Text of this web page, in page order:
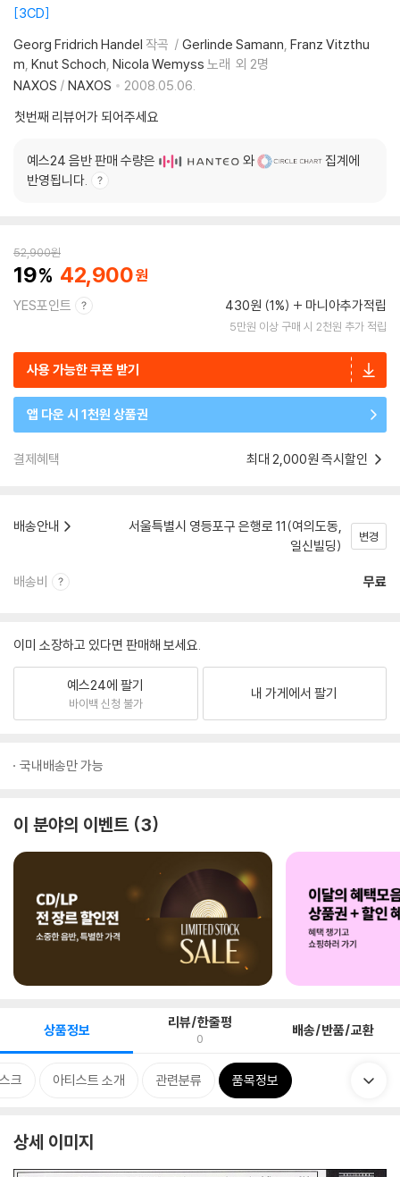
3CD
Georg Fridrich Handel 작곡 Gerlinde Samann Franz Vitzthu
m Knut Schoch Nicola Wemyss 노래 외 2명
NAXOS / NAXOS
2008.05.06.
첫번째 리뷰어가 되어주세요
예스24 음반 판매 수량은 와
집계에
반영됩니다.
52,900원
19 42,900
YES포인트 430원 (1%) 마니아추가적립
5만원 이상 구매 시 2천원 추가 적립
사용 가능한 쿠폰 받기
앱 다운 시 1천원 상품권
결제혜택 최대 2,000원 즉시할인
배송안내
서울특별시 영등포구 은행로 11(여의도동,
일신빌딩)
변경
배송비 무료
이미 소장하고 있다면 판매해 보세요.
예스24에 팔기
바이백 신청 불가
내 가게에서 팔기
국내배송만 가능
이 분야의 이벤트 3
상품정보 리뷰/한줄평
0 배송/반품/교환
크 아티스트 소개 관련분류 품목정보
상세 이미지